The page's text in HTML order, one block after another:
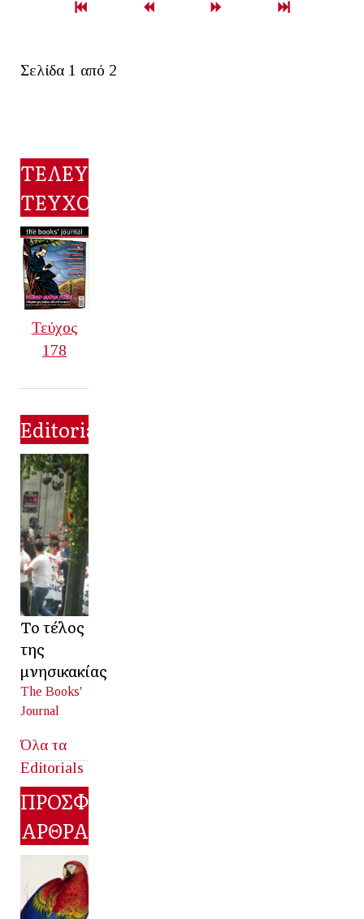
Σελίδα 1 από 2
ΤΕΛΕΥΤΑΙΟ
ΤΕΥΧΟΣ
Τεύχος
178
Editorial
Το τέλος
της
μνησικακίας
The Books'
Journal
Όλα τα
Editorials
ΠΡΟΣΦΑΤΑ
ΑΡΘΡΑ